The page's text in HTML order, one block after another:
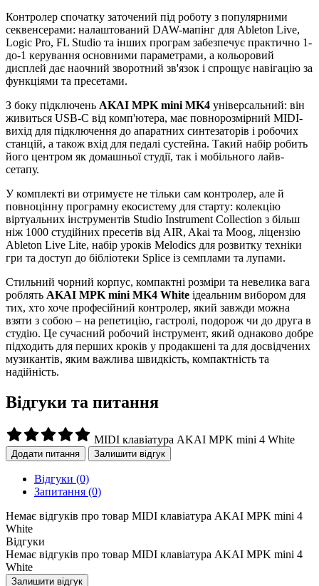
Контролер спочатку заточений під роботу з популярними
секвенсерами: налаштований DAW-мапінг для Ableton Live,
Logic Pro, FL Studio та інших програм забезпечує практично 1-
до-1 керування основними параметрами, а кольоровий
дисплей дає наочний зворотний зв'язок і спрощує навігацію за
функціями та пресетами.
З боку підключень AKAI MPK mini MK4 універсальний: він
живиться USB-C від комп'ютера, має повнорозмірний MIDI-
вихід для підключення до апаратних синтезаторів і робочих
станцій, а також вхід для педалі сустейна. Такий набір робить
його центром як домашньої студії, так і мобільного лайв-
сетапу.
У комплекті ви отримуєте не тільки сам контролер, але й
повноцінну програмну екосистему для старту: колекцію
віртуальних інструментів Studio Instrument Collection з більш
ніж 1000 студійних пресетів від AIR, Akai та Moog, ліцензію
Ableton Live Lite, набір уроків Melodics для розвитку техніки
гри та доступ до бібліотеки Splice із семплами та лупами.
Стильний чорний корпус, компактні розміри та невелика вага
роблять AKAI MPK mini MK4 White ідеальним вибором для
тих, хто хоче професійний контролер, який завжди можна
взяти з собою – на репетицію, гастролі, подорож чи до друга в
студію. Це сучасний робочий інструмент, який однаково добре
підходить для перших кроків у продакшені та для досвідчених
музикантів, яким важлива швидкість, компактність та
надійність.
Відгуки та питання
MIDI клавіатура AKAI MPK mini 4 White
Додати питання Залишити відгук
Відгуки (0)
Запитання (0)
Немає відгуків про товар MIDI клавіатура AKAI MPK mini 4
White
Відгуки
Немає відгуків про товар MIDI клавіатура AKAI MPK mini 4
White
Залишити відгук